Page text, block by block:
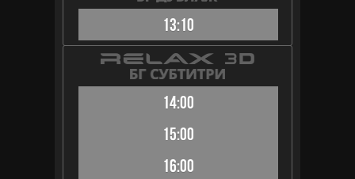
13:10
14:00
15:00
16:00